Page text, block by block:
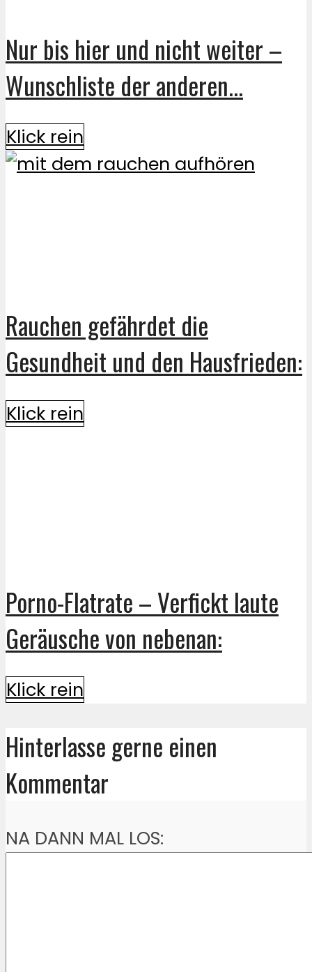
Nur bis hier und nicht weiter –
Wunschliste der anderen...
Klick rein
Rauchen gefährdet die
Gesundheit und den Hausfrieden:
Klick rein
Porno-Flatrate – Verfickt laute
Geräusche von nebenan:
Klick rein
Hinterlasse gerne einen
Kommentar
NA DANN MAL LOS: